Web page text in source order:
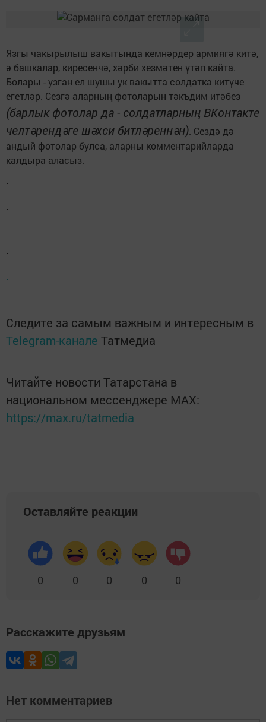
Язгы чакырылыш вакытында кемнәрдер армиягә китә,
ә башкалар, киресенчә, хәрби хезмәтен үтәп кайта.
Болары - узган ел шушы ук вакытта солдатка китүче
егетләр. Сезгә аларның фотоларын тәкъдим итәбез
(барлык фотолар да - солдатларның ВКонтакте
челтәрендәге шәхси битләреннән). Сездә дә
андый фотолар булса, аларны комментарийларда
калдыра аласыз.
Следите за самым важным и интересным в
Telegram-канале Татмедиа
Читайте новости Татарстана в
национальном мессенджере MАХ:
https://max.ru/tatmedia
Оставляйте реакции
0 0 0 0 0
Расскажите друзьям
Нет комментариев